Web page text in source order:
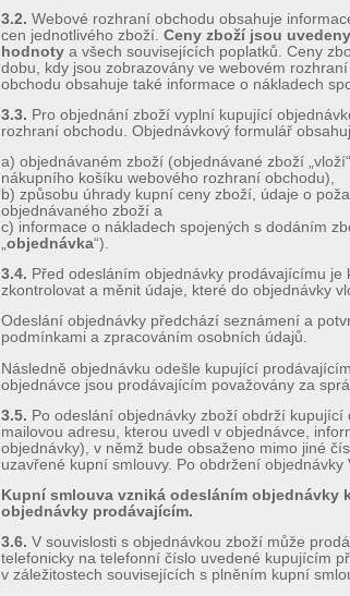
3.2. Webové rozhraní obchodu obsahuje
cen jednotlivého zboží. Ceny zboží jsou
hodnoty a všech souvisejících poplatků. Ceny
dobu, kdy jsou zobrazovány ve webovém
obchodu obsahuje také informace o nákladech
3.3. Pro objednání zboží vyplní kupující
rozhraní obchodu. Objednávkový formulář
a) objednávaném zboží (objednávané zboží
nákupního košíku webového rozhraní obchodu),
b) způsobu úhrady kupní ceny zboží, údaje o
objednávaného zboží a
c) informace o nákladech spojených s dodáním
„objednávka“).
3.4. Před odesláním objednávky prodávajícímu je
zkontrolovat a měnit údaje, které do objednávky
Odeslání objednávky předchází seznámení a
podmínkami a zpracováním osobních údajů.
Následně objednávku odešle kupující
objednávce jsou prodávajícím považovány za
3.5. Po odeslání objednávky zboží obdrží kupující
mailovou adresu, kterou uvedl v objednávce,
objednávky), v němž bude obsaženo mimo jiné
uzavřené kupní smlouvy. Po obdržení objednávky
Kupní smlouva vzniká odesláním objednávky
objednávky prodávajícím.
3.6. V souvislosti s objednávkou zboží může
telefonicky na telefonní číslo uvedené kupujícím
v záležitostech souvisejících s plněním kupní